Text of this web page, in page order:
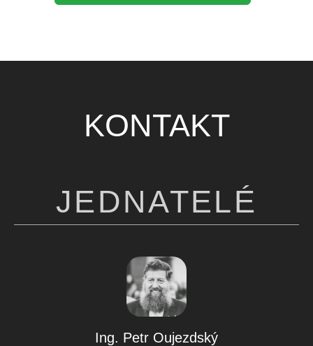
KONTAKT
JEDNATELÉ
Ing. Petr Oujezdský